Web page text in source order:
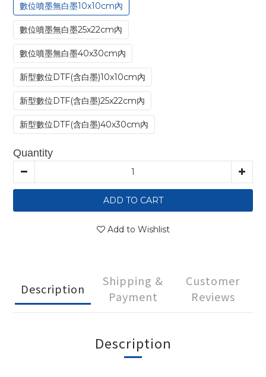
數位噴墨無白墨10x10cm內
數位噴墨無白墨25x22cm內
數位噴墨無白墨40x30cm內
新型數位DTF(含白墨)10x10cm內
新型數位DTF(含白墨)25x22cm內
新型數位DTF(含白墨)40x30cm內
Quantity
ADD TO CART
Add to Wishlist
Description
Shipping &
Payment
Customer
Reviews
Description